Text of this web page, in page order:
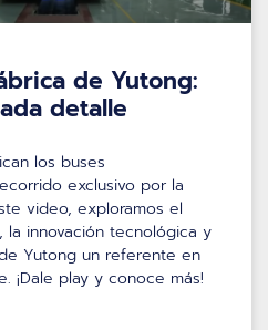
de Yutong:
detalle
los buses
exclusivo por la
video, exploramos el
innovación tecnológica y
Yutong un referente en
¡Dale play y conoce más!